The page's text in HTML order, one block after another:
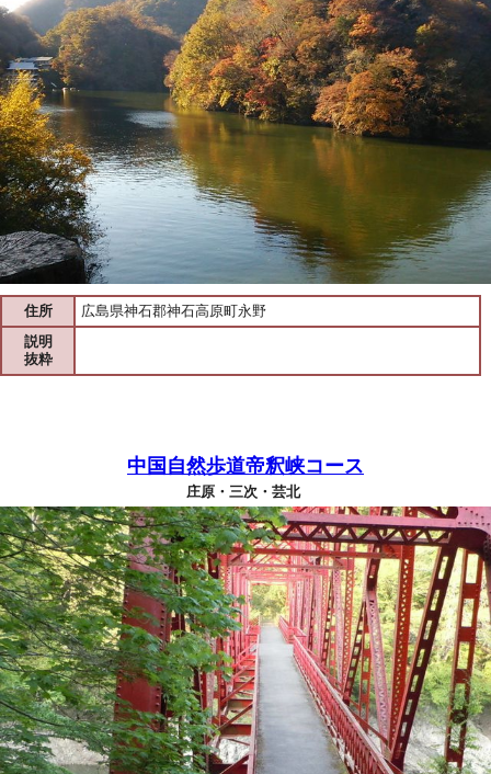
住所
広島県神石郡神石高原町永野
説明
抜粋
中国自然歩道帝釈峡コース
庄原・三次・芸北